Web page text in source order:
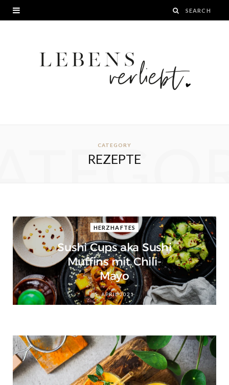
CATEGORY
REZEPTE
HERZHAFTES
Sushi Cups aka Sushi
Muffins mit Chili-
Mayo
5. APRIL 2021